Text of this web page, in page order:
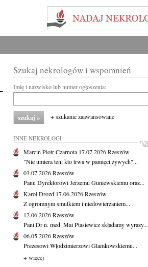
Szukaj nekrologów i wspomnień
Imię i nazwisko lub numer ogłoszenia:
+ szukanie zaawansowane
INNE NEKROLOGI
Marcin Piotr Czarnota 17.07.2026Rzeszów
"Nie umiera ten, kto trwa w pamięci żywych"...
03.07.2026Rzeszów
Panu Dyrektorowi Jerzemu Guniewskiemu oraz...
Karol Drozd 17.06.2026Rzeszów
Z ogromnym smutkiem i niedowierzaniem...
12.06.2026Rzeszów
Pani Dr n. med. Mai Ptasiewicz składamy wyrazy...
06.05.2026Rzeszów
Prezesowi Włodzimierzowi Glamkowskiemu...
+ więcej